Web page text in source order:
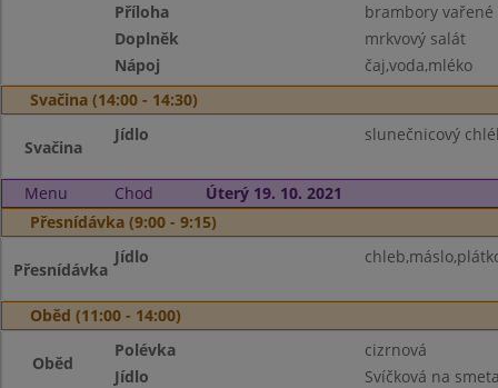
Příloha
brambory vařené
Doplněk
mrkvový salát
Nápoj
čaj,voda,mléko
Svačina (14:00 - 14:30)
Svačina
Jídlo slunečnicový
Menu Chod
Úterý 19. 10. 2021
Přesnídávka (9:00 - 9:15)
Přesnídávka
Jídlo
Oběd (11:00 - 14:00)
Oběd
Polévka
cizrnová
Jídlo
Svíčková na